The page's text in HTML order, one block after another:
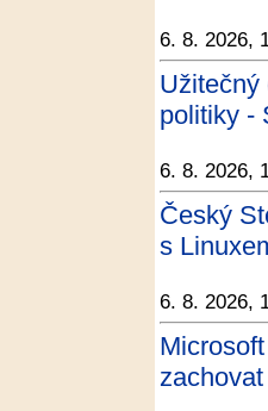
6. 8. 2026,
Užitečný
politiky -
6. 8. 2026,
Český
s
6. 8. 2026,